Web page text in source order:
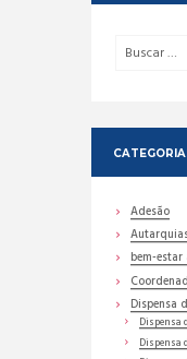
Adesão
bem-
Dispensa
Dispensa
Dispensa